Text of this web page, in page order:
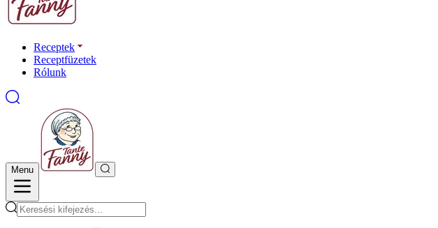
Receptek
Receptfüzetek
Rólunk
Menu